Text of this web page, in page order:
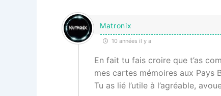
Matronix
10 années il y a
En fait tu fais croire que t’as
mes cartes mémoires aux Pays
Tu as lié l’utile à l’agréable,